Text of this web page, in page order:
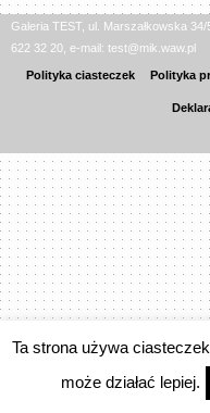
Galeria TEST, ul. Marszałkowska
622 32 20, e-mail: test@mik.waw.pl
Polityka ciasteczek Polityka
Ta strona używa
może działać lepiej.